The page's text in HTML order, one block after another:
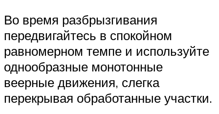
Во время разбрызгивания
передвигайтесь в спокойном
равномерном темпе и используйте
однообразные монотонные
веерные движения, слегка
перекрывая обработанные участки.